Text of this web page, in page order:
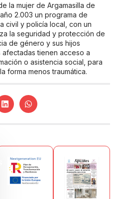
la mujer de Argamasilla de
2.003 un programa de
civil y policía local, con un
la seguridad y protección de
de género y sus hijos
afectadas tienen acceso a
o asistencia social, para
forma menos traumática.